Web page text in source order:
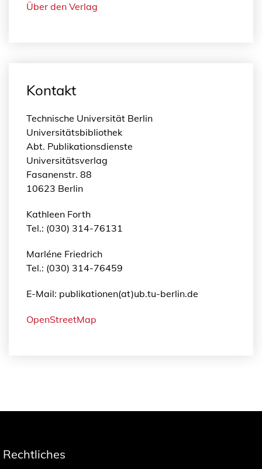
Über den Verlag
Kontakt
Technische Universität Berlin
Universitätsbibliothek
Abt. Publikationsdienste
Universitätsverlag
Fasanenstr. 88
10623 Berlin
Kathleen Forth
Tel.: (030) 314-76131
Marléne Friedrich
Tel.: (030) 314-76459
E-Mail: publikationen(at)ub.tu-berlin.de
OpenStreetMap
Rechtliches